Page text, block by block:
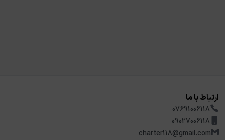
ارتباط با ما
07691006118
09027006118
charter118@gmail.com